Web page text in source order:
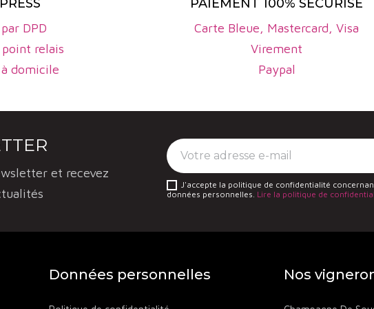
DPD
relais
domicile
PAIEMENT 100% SÉCURISÉ
Carte Bleue, Mastercard, Visa
Virement
Paypal
et recevez
J'accepte la politique de confidentialité
données personnelles. Lire la politique de
Données personnelles Nos